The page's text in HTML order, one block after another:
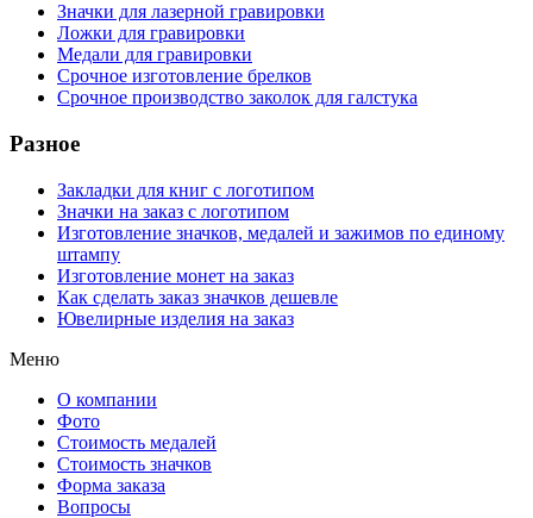
Значки для лазерной гравировки
Ложки для гравировки
Медали для гравировки
Срочное изготовление брелков
Срочное производство заколок для галстука
Разное
Закладки для книг с логотипом
Значки на заказ с логотипом
Изготовление значков, медалей и зажимов по единому
штампу
Изготовление монет на заказ
Как сделать заказ значков дешевле
Ювелирные изделия на заказ
Меню
О компании
Фото
Стоимость медалей
Стоимость значков
Форма заказа
Вопросы